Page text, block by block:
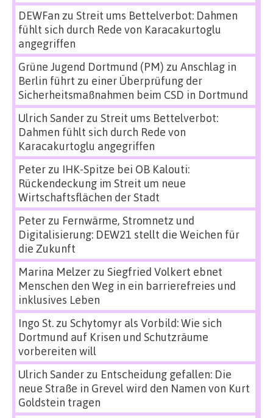
DEWFan zu Streit ums Bettelverbot: Dahmen
fühlt sich durch Rede von Karacakurtoglu
angegriffen
Grüne Jugend Dortmund (PM) zu Anschlag in
Berlin führt zu einer Überprüfung der
Sicherheitsmaßnahmen beim CSD in Dortmund
Ulrich Sanderzu Streit ums Bettelverbot:
Dahmen fühlt sich durch Rede von
Karacakurtoglu angegriffen
Peterzu IHK-Spitze bei OB Kalouti:
Rückendeckung im Streit um neue
Wirtschaftsflächen der Stadt
Peterzu Fernwärme, Stromnetz und
Digitalisierung: DEW21 stellt die Weichen für
die Zukunft
Marina Melzerzu Siegfried Volkert ebnet
Menschen den Weg in ein barrierefreies und
inklusives Leben
Ingo St.zu Schytomyr als Vorbild: Wie sich
Dortmund auf Krisen und Schutzräume
vorbereiten will
Ulrich Sanderzu Entscheidung gefallen: Die
neue Straße in Grevel wird den Namen von Kurt
Goldstein tragen